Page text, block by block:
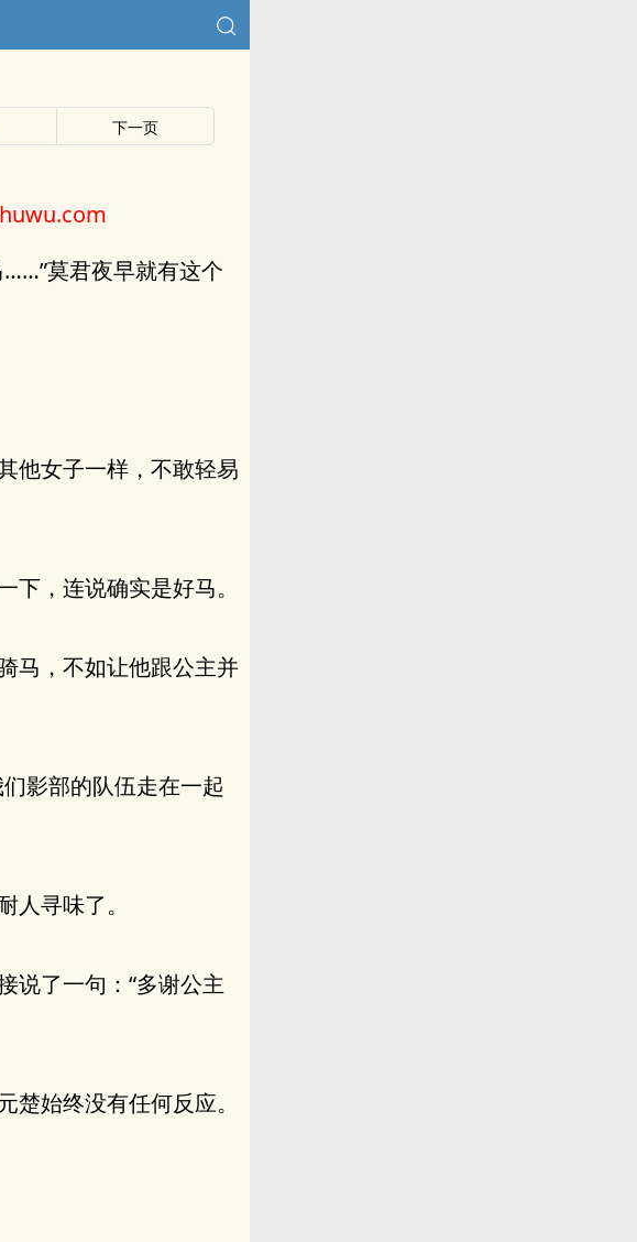
下一页
莫君夜早就有这个
他女子一样，不敢轻易
，连说确实是好马。
马，不如让他跟公主并
影部的队伍走在一起
寻味了。
说了一句：“多谢公主
始终没有任何反应。